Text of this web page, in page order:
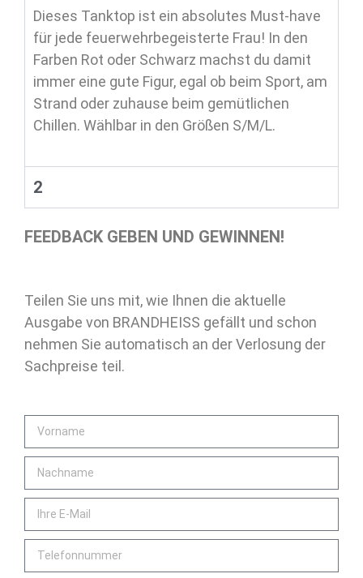
Dieses Tanktop ist ein absolutes Must-have
für jede feuerwehrbegeisterte Frau! In den
Farben Rot oder Schwarz machst du damit
immer eine gute Figur, egal ob beim Sport, am
Strand oder zuhause beim gemütlichen
Chillen. Wählbar in den Größen S/M/L.
2
FEEDBACK GEBEN UND GEWINNEN!
Teilen Sie uns mit, wie Ihnen die aktuelle
Ausgabe von BRANDHEISS gefällt und schon
nehmen Sie automatisch an der Verlosung der
Sachpreise teil.